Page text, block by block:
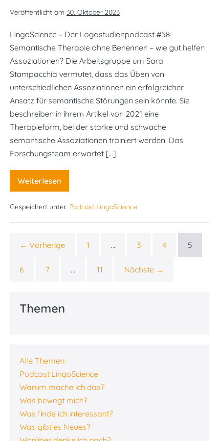
Veröffentlicht am 30. Oktober 2023
LingoScience – Der Logostudienpodcast #58
Semantische Therapie ohne Benennen – wie gut helfen
Assoziationen? Die Arbeitsgruppe um Sara
Stampacchia vermutet, dass das Üben von
unterschiedlichen Assoziationen ein erfolgreicher
Ansatz für semantische Störungen sein könnte. Sie
beschreiben in ihrem Artikel von 2021 eine
Therapieform, bei der starke und schwache
semantische Assoziationen trainiert werden. Das
Forschungsteam erwartet […]
Weiterlesen
#58
Semantische
ohne
–
helfen
Gespeichert unter: Podcast LingoScience
← Vorherige 1 … 3 4 5
6 7 … 11 Nächste →
Themen
Alle Themen
Podcast LingoScience
Warum mache ich das?
Was bewegt mich?
Was finde ich interessant?
Was gibt es Neues?